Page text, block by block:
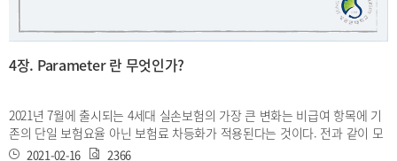
4장. Parameter 란 무엇인가?
2021년 7월에 출시되는 4세대 실손보험의 가장 큰 변화는 비급여 항목에 기
존의 단일 보험요율 아닌 보험료 차등화가 적용된다는 것이다. 전과 같이 모
든 계약자에게 같은 보험료를 받는다면 저위험계약자는 자신의 위험보다 높
2021-02-16 2366